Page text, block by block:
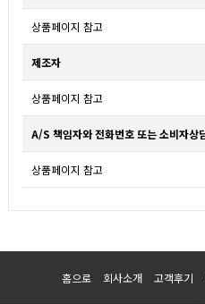
상품페이지 참고
제조자
상품페이지 참고
A/S 책임자와 전화번호 또는 소비자상
상품페이지 참고
홈으로 회사소개 고객후기